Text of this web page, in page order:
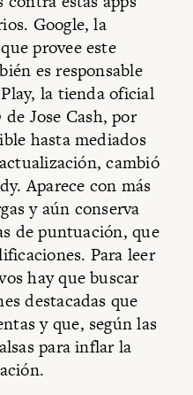
Google, la
provee este
es responsable
la tienda oficial
de Jose Cash, por
hasta mediados
cambió
Aparece con más
y aún conserva
de puntuación, que
Para leer
hay que buscar
destacadas que
y que, según las
para inflar la